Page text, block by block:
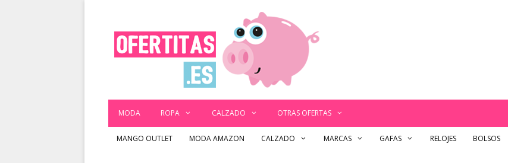
MODA ROPA CALZADO OTRAS OFERTAS
MANGO OUTLET MODA AMAZON CALZADO MARCAS GAFAS RELOJES BOLSOS